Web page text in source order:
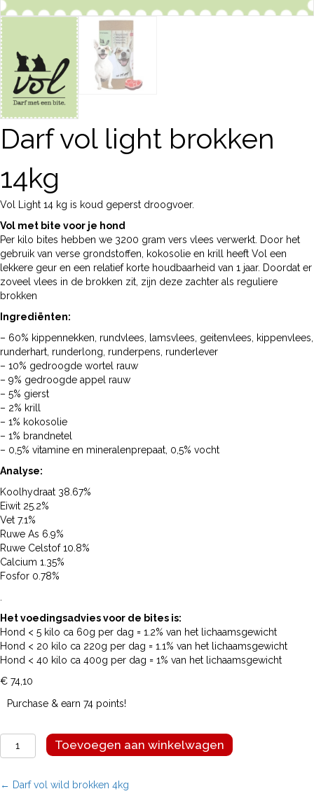
Darf vol light brokken
14kg
Vol Light 14 kg is koud geperst droogvoer.
Vol met bite voor je hond
Per kilo bites hebben we 3200 gram vers vlees verwerkt. Door het
gebruik van verse grondstoffen, kokosolie en krill heeft Vol een
lekkere geur en een relatief korte houdbaarheid van 1 jaar. Doordat er
zoveel vlees in de brokken zit, zijn deze zachter als reguliere
brokken
Ingrediënten:
– 60% kippennekken, rundvlees, lamsvlees, geitenvlees, kippenvlees,
runderhart, runderlong, runderpens, runderlever
– 10% gedroogde wortel rauw
– 9% gedroogde appel rauw
– 5% gierst
– 2% krill
– 1% kokosolie
– 1% brandnetel
– 0,5% vitamine en mineralenprepaat, 0,5% vocht
Analyse:
Koolhydraat 38.67%
Eiwit 25.2%
Vet 7.1%
Ruwe As 6.9%
Ruwe Celstof 10.8%
Calcium 1.35%
Fosfor 0.78%
Het voedingsadvies voor de bites is:
Hond < 5 kilo ca 60g per dag = 1.2% van het lichaamsgewicht
Hond < 20 kilo ca 220g per dag = 1.1% van het lichaamsgewicht
Hond < 40 kilo ca 400g per dag = 1% van het lichaamsgewicht
€ 74,10
Purchase & earn 74 points!
vol
brokken
Toevoegen aan winkelwagen
Posts
← Darf vol wild brokken 4kg